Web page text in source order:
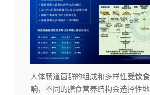
人体肠道菌群的组成和多样性受饮
响，不同的膳食营养结构会选择性